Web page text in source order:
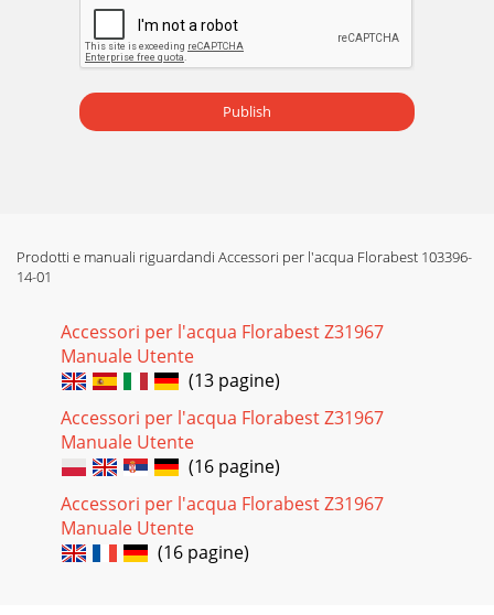
Publish
Prodotti e manuali riguardandi Accessori per l'acqua Florabest 103396-
14-01
Accessori per l'acqua Florabest Z31967
Manuale Utente
(13 pagine)
Accessori per l'acqua Florabest Z31967
Manuale Utente
(16 pagine)
Accessori per l'acqua Florabest Z31967
Manuale Utente
(16 pagine)